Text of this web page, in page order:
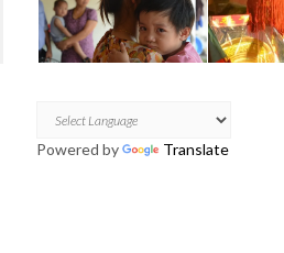
Powered by Translate